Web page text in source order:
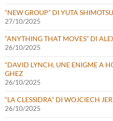
“NEW GROUP” DI YUTA SHIMOTSU
27/10/2025
“ANYTHING THAT MOVES” DI
26/10/2025
“DAVID LYNCH, UNE ENIGME A
GHEZ
26/10/2025
“LA CLESSIDRA” DI WOJCIECH
26/10/2025